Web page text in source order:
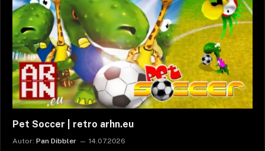
Pet Soccer | retro arhn.eu
Autor: Pan Dibbler 14.07.2026